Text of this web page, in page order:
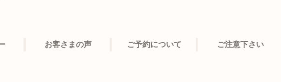
お客さまの声 ご予約について ご注意下さい